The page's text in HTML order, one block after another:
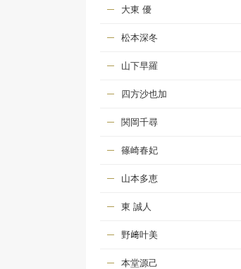
大東 優
松本深冬
山下早羅
四方沙也加
関岡千尋
篠崎春妃
山本多恵
東 誠人
野﨑叶美
本堂源己